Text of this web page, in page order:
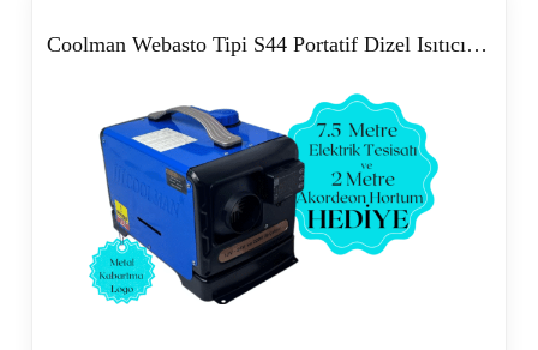
Coolman Webasto Tipi S44 Portatif Dizel Isıtıcı (5kW)